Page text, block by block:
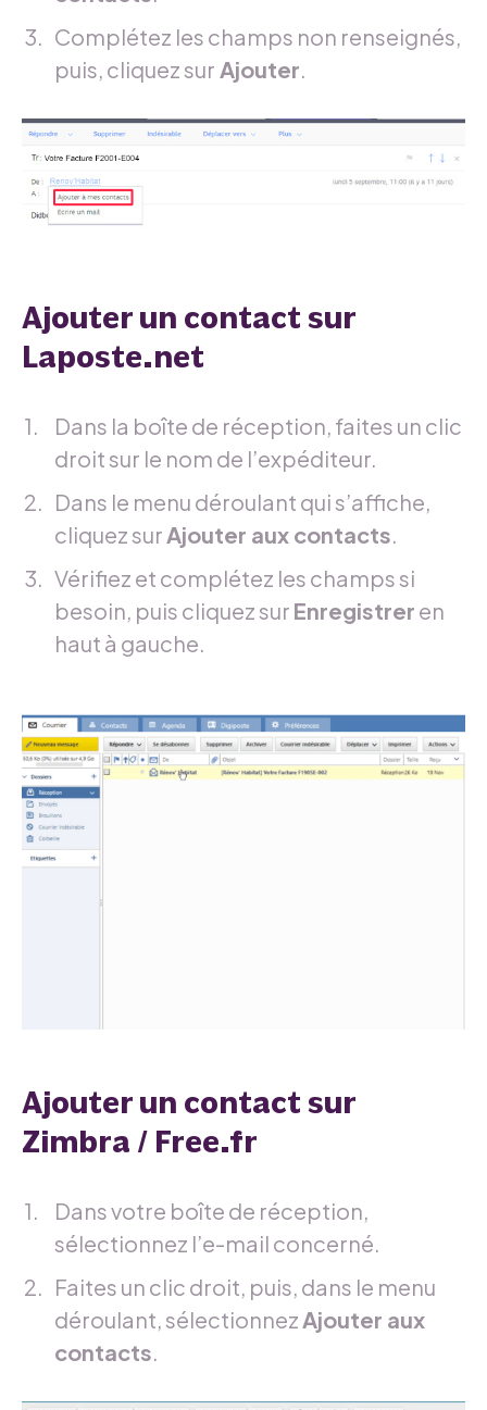
Complétez les champs non renseignés,
puis, cliquez sur Ajouter.
Ajouter un contact sur
Laposte.net
Dans la boîte de réception, faites un clic
droit sur le nom de l’expéditeur.
Dans le menu déroulant qui s’affiche,
cliquez surAjouter aux contacts.
Vérifiez et complétez les champs si
besoin, puis cliquez sur Enregistrer en
haut à gauche.
Ajouter un contact sur
Zimbra / Free.fr
Dans votre boîte de réception,
sélectionnez l’e-mail concerné.
Faites un clic droit, puis, dans le menu
déroulant, sélectionnezAjouter aux
contacts.